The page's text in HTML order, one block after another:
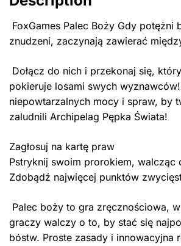
FoxGames Palec Boży Gdy potężni
znudzeni, zaczynają zawierać
Dołącz do nich i przekonaj się,
pokieruje losami swych
niepowtarzalnych mocy i spraw, by
zaludnili Archipelag Pępka Świata!
Zagłosuj na kartę praw
Pstryknij swoim prorokiem, walcząc
Zdobądź najwięcej punktów
Palec boży to gra zręcznościowa,
graczy walczy o to, by stać się
bóstw. Proste zasady i innowacyjna